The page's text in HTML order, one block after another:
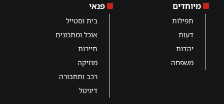
מיוחדים
תפילות
דעות
יהדות
משפחה
פנאי
בית וסטייל
אוכל ומתכונים
תיירות
מוזיקה
רכב ותחבורה
דיגיטל